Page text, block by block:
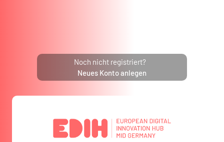
Noch nicht registriert?
Neues Konto anlegen